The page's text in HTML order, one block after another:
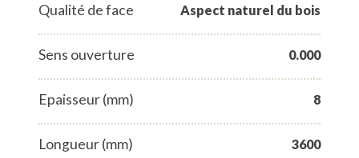
Qualité de face Aspect naturel du bois
Sens ouverture 0.000
Epaisseur (mm) 8
Longueur (mm) 3600